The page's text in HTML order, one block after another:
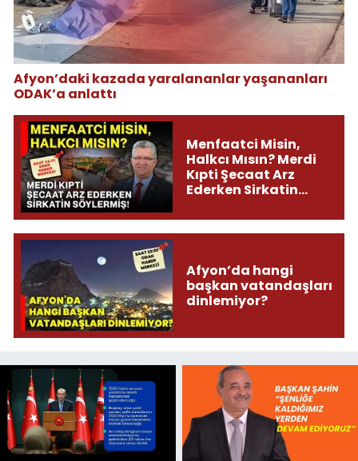
Afyon’daki kazada yaralananlar yaşananları
ODAK’a anlattı
Menfaatci Misin,
Halkcı Mısın? Merdi
Kıpti Şecaat Arz
Ederken Sirkatin
Afyon’da hangi
başkan vatandaşları
dinlemiyor?